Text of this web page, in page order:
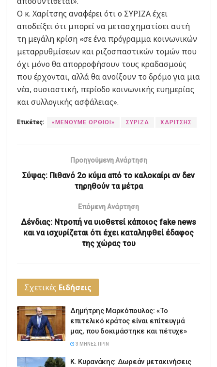
Ο κ. Χαρίτσης αναφέρει ότι ο ΣΥΡΙΖΑ έχει
αποδείξει ότι μπορεί να μετασχηματίσει αυτή
τη μεγάλη κρίση «σε ένα πρόγραμμα κοινωνικών
μεταρρυθμίσεων και ριζοσπαστικών τομών που
όχι μόνο θα απορροφήσουν τους κραδασμούς
που έρχονται, αλλά θα ανοίξουν το δρόμο για μια
νέα, ουσιαστική, περίοδο κοινωνικής ευημερίας
και συλλογικής ασφάλειας».
Ετικέτες: «ΜΕΝΟΥΜΕ ΟΡΘΙΟΙ» ΣΥΡΙΖΑ ΧΑΡΙΤΣΗΣ
Προηγούμενη Ανάρτηση
Σύψας: Πιθανό 2ο κύμα από το καλοκαίρι αν δεν
τηρηθούν τα μέτρα
Επόμενη Ανάρτηση
Δένδιας: Ντροπή να υιοθετεί κάποιος fake news
και να ισχυρίζεται ότι έχει καταληφθεί έδαφος
της χώρας του
Σχετικές Ειδήσεις
Δημήτρης Μαρκόπουλος: «Το
επιτελικό κράτος είναι επίτευγμά
μας, που δοκιμάστηκε και πέτυχε»
3 ΜΉΝΕΣ ΠΡΙΝ
Κ. Κυρανάκης: Δωρεάν μετακινήσεις